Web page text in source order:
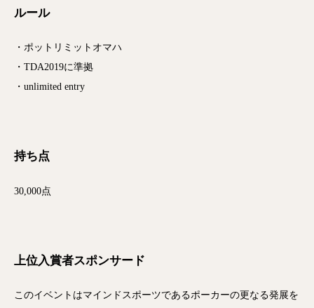
ルール
・ポットリミットオマハ
・TDA2019に準拠
・unlimited entry
持ち点
30,000点
上位入賞者スポンサード
このイベントはマインドスポーツであるポーカーの更なる発展を